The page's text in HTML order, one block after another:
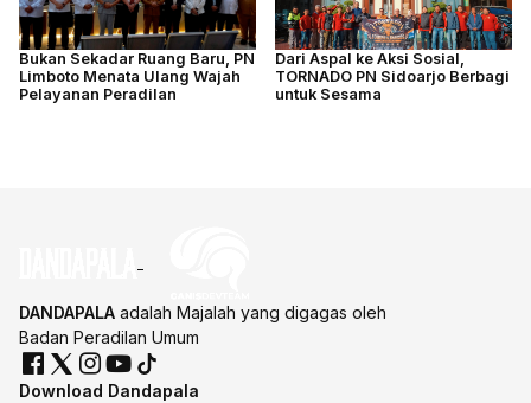
Bukan Sekadar Ruang Baru, PN
Limboto Menata Ulang Wajah
Pelayanan Peradilan
Dari Aspal ke Aksi Sosial,
TORNADO PN Sidoarjo Berbagi
untuk Sesama
DANDAPALA adalah Majalah yang digagas oleh
Badan Peradilan Umum
Download Dandapala